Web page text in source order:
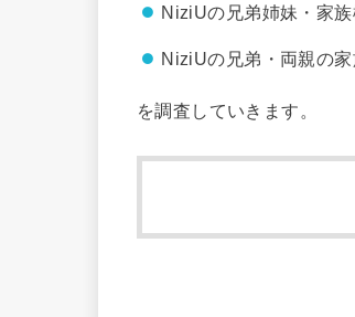
NiziUの兄弟姉妹・家
NiziUの兄弟・両親の
を調査していきます。